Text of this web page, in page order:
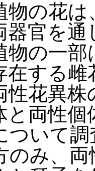
物の花
器官を
物の一
在する
性花異株
と両性
ついて
のみ、